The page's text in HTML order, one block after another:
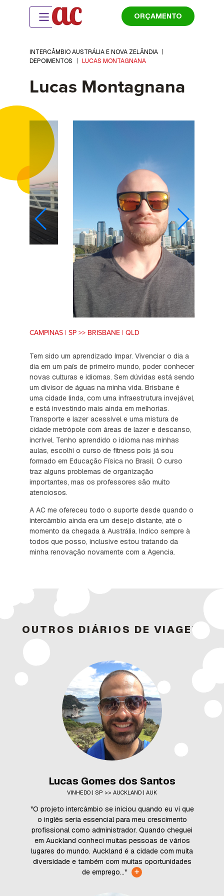
ORÇAMENTO
INTERCÂMBIO AUSTRÁLIA E NOVA ZELÂNDIA
DEPOIMENTOS
LUCAS MONTAGNANA
Lucas Montagnana
CAMPINAS | SP >> BRISBANE | QLD
Tem sido um aprendizado ímpar. Vivenciar o dia a
dia em um país de primeiro mundo, poder conhecer
novas culturas e idiomas. Sem dúvidas está sendo
um divisor de águas na minha vida. Brisbane é
uma cidade linda, com uma infraestrutura invejável,
e está investindo mais ainda em melhorias.
Transporte e lazer acessível e uma mistura de
cidade metrópole com áreas de lazer e descanso,
incrível. Tenho aprendido o idioma nas minhas
aulas, escolhi o curso de fitness pois já sou
formado em Educação Física no Brasil. O curso
traz alguns problemas de organização
atenciosos.
A AC me ofereceu todo o suporte desde quando o
intercâmbio ainda era um desejo distante, até o
momento da chegada à Austrália. Indico sempre à
Lucas Gomes dos Santos
VINHEDO | SP >> AUCKLAND | AUK
"O projeto intercâmbio se iniciou quando eu vi que
o inglês seria essencial para meu crescimento
profissional como administrador. Quando cheguei
em Auckland conheci muitas pessoas de vários
lugares do mundo. Auckland é a cidade com muita